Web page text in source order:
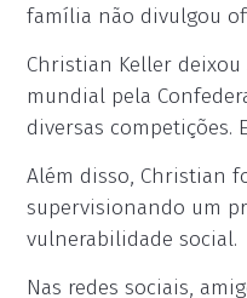
família não divulgou
Christian Keller
mundial pela
diversas competições.
Além disso, Christian
supervisionando um
vulnerabilidade social.
Nas redes sociais,